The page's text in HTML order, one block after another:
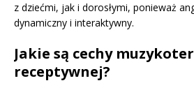
z dziećmi, jak i dorosłymi, ponieważ
dynamiczny i interaktywny.
Jakie są cechy
receptywnej?